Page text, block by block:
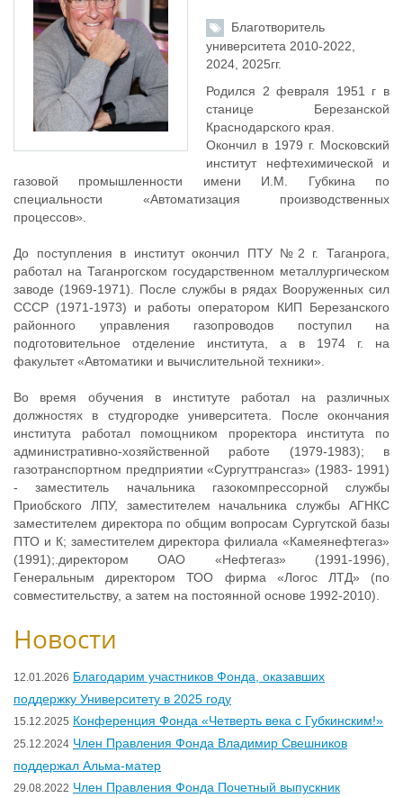
Благотворитель
университета 2010-2022,
2024, 2025гг.
Родился 2 февраля 1951 г в
станице Березанской
Краснодарского края.
Окончил в 1979 г. Московский
институт нефтехимической и
газовой промышленности имени И.М. Губкина по
специальности «Автоматизация производственных
процессов».
До поступления в институт окончил ПТУ №2 г. Таганрога,
работал на Таганрогском государственном металлургическом
заводе (1969-1971). После службы в рядах Вооруженных сил
СССР (1971-1973) и работы оператором КИП Березанского
районного управления газопроводов поступил на
подготовительное отделение института, а в 1974 г. на
факультет «Автоматики и вычислительной техники».
Во время обучения в институте работал на различных
должностях в студгородке университета. После окончания
института работал помощником проректора института по
административно-хозяйственной работе (1979-1983); в
газотранспортном предприятии «Сургуттрансгаз» (1983- 1991)
- заместитель начальника газокомпрессорной службы
Приобского ЛПУ, заместителем начальника службы АГНКС
заместителем директора по общим вопросам Сургутской базы
ПТО и К; заместителем директора филиала «Камеянефтегаз»
(1991);.директором ОАО «Нефтегаз» (1991-1996),
Генеральным директором ТОО фирма «Логос ЛТД» (по
совместительству, а затем на постоянной основе 1992-2010).
Новости
12.01.2026 Благодарим участников Фонда, оказавших
поддержку Университету в 2025 году
15.12.2025 Конференция Фонда «Четверть века с Губкинским!»
25.12.2024 Член Правления Фонда Владимир Свешников
поддержал Альма-матер
29.08.2022 Член Правления Фонда Почетный выпускник